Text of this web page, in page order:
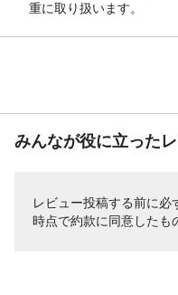
重に取り扱います。
みんなが役に立った
レビュー投稿する前に必
時点で約款に同意したも